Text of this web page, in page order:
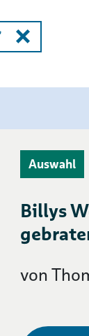
Auswahl
Billys
von